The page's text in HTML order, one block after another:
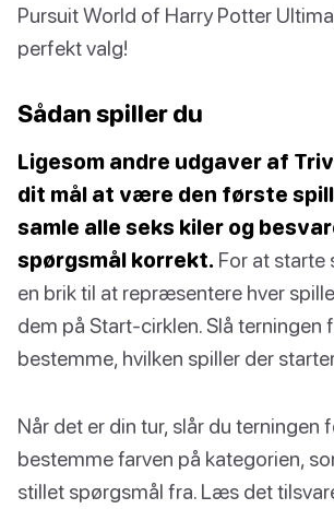
Pursuit World of Harry Potter
perfekt valg!
Sådan spiller du
Ligesom andre udgaver af
dit mål at være den første
samle alle seks kiler og
spørgsmål korrekt. For at
en brik til at repræsentere hver
dem på Start-cirklen. Slå terningen
bestemme, hvilken spiller der
Når det er din tur, slår du terningen
bestemme farven på kategorien,
stillet spørgsmål fra. Læs det